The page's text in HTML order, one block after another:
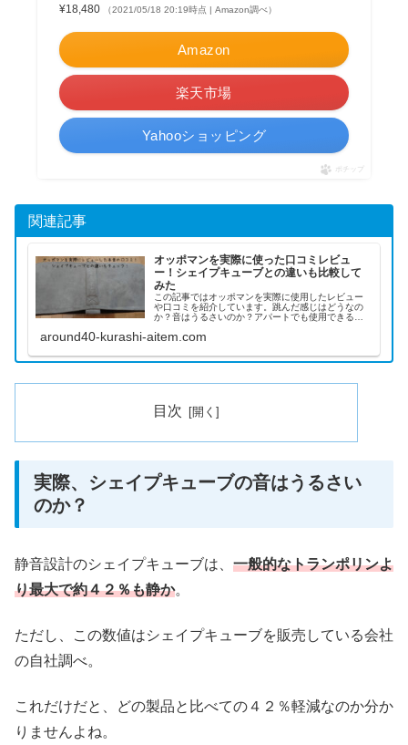
¥18,480 （2021/05/18 20:19時点 | Amazon調べ）
Amazon
楽天市場
Yahooショッピング
ポチップ
関連記事
オッポマンを実際に使った口コミレビュ
ー！シェイプキューブとの違いも比較して
みた
この記事ではオッポマンを実際に使用したレビュー
や口コミを紹介しています。跳んだ感じはどうなの
か？音はうるさいのか？アパートでも使用できるの
るのか？などをチェック！他にもシェイプキューブ
る際の参考にしてみてください！
around40-kurashi-aitem.com
目次
実際、シェイプキューブの音はうるさい
のか？
静音設計のシェイプキューブは、 一般的なトランポリンよ
り最大で約４２％も静か。
ただし、この数値はシェイプキューブを販売している会社
の自社調べ。
これだけだと、どの製品と比べての４２％軽減なのか分か
りませんよね。